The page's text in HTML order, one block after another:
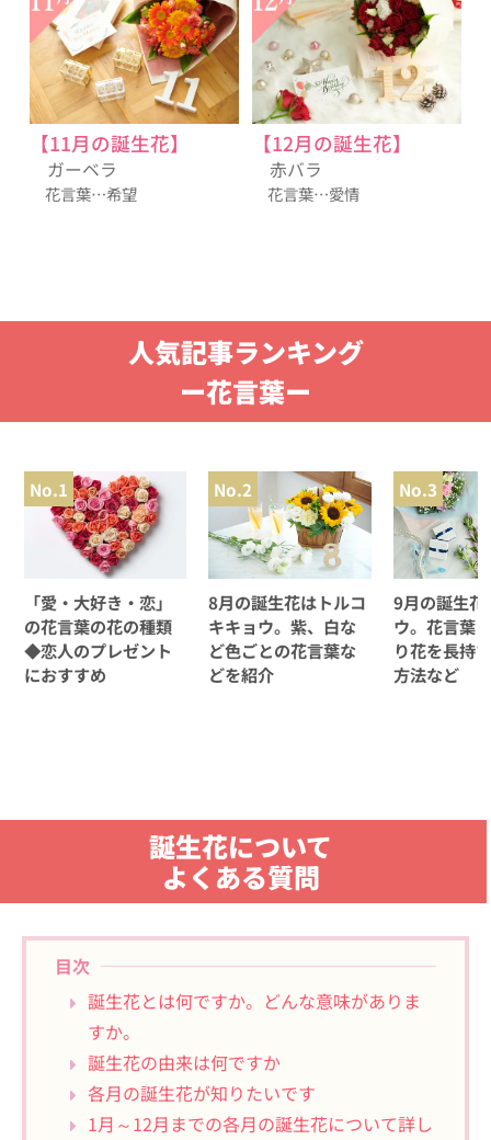
【11月の誕生花】
ガーベラ
花言葉…希望
【12月の誕生花】
赤バラ
花言葉…愛情
人気記事ランキング
ー花言葉ー
No.1
「愛・大好き・恋」
の花言葉の花の種類
◆恋人のプレゼント
におすすめ
No.2
8月の誕生花はトルコ
キキョウ。紫、白な
ど色ごとの花言葉な
どを紹介
No.3
9月の誕生花
ウ。花言葉
り花を長持
方法など
誕生花について
よくある質問
目次
誕生花とは何ですか。どんな意味がありま
すか。
誕生花の由来は何ですか
各月の誕生花が知りたいです
1月～12月までの各月の誕生花について詳し